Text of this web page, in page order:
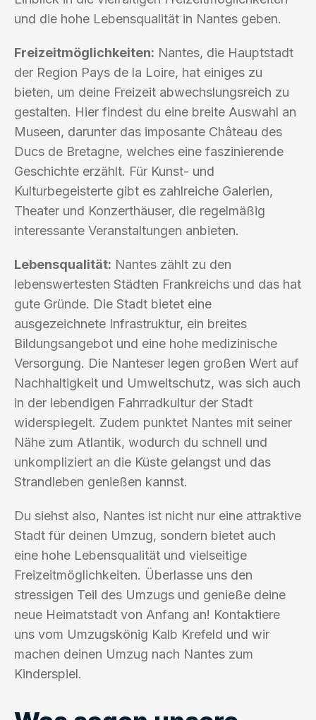
und die hohe Lebensqualität in Nantes geben.
Freizeitmöglichkeiten: Nantes, die Hauptstadt
der Region Pays de la Loire, hat einiges zu
bieten, um deine Freizeit abwechslungsreich zu
gestalten. Hier findest du eine breite Auswahl an
Museen, darunter das imposante Château des
Ducs de Bretagne, welches eine faszinierende
Geschichte erzählt. Für Kunst- und
Kulturbegeisterte gibt es zahlreiche Galerien,
Theater und Konzerthäuser, die regelmäßig
interessante Veranstaltungen anbieten.
Lebensqualität: Nantes zählt zu den
lebenswertesten Städten Frankreichs und das hat
gute Gründe. Die Stadt bietet eine
ausgezeichnete Infrastruktur, ein breites
Bildungsangebot und eine hohe medizinische
Versorgung. Die Nanteser legen großen Wert auf
Nachhaltigkeit und Umweltschutz, was sich auch
in der lebendigen Fahrradkultur der Stadt
widerspiegelt. Zudem punktet Nantes mit seiner
Nähe zum Atlantik, wodurch du schnell und
unkompliziert an die Küste gelangst und das
Strandleben genießen kannst.
Du siehst also, Nantes ist nicht nur eine attraktive
Stadt für deinen Umzug, sondern bietet auch
eine hohe Lebensqualität und vielseitige
Freizeitmöglichkeiten. Überlasse uns den
stressigen Teil des Umzugs und genieße deine
neue Heimatstadt von Anfang an! Kontaktiere
uns vom Umzugskönig Kalb Krefeld und wir
machen deinen Umzug nach Nantes zum
Kinderspiel.